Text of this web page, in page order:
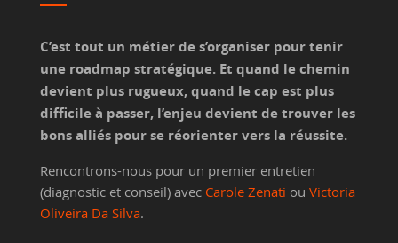
C’est tout un métier de s’organiser pour tenir
une roadmap stratégique. Et quand le chemin
devient plus rugueux, quand le cap est plus
difficile à passer, l’enjeu devient de trouver les
bons alliés pour se réorienter vers la réussite.
Rencontrons-nous pour un premier entretien
(diagnostic et conseil) avec Carole Zenati ou Victoria
Oliveira Da Silva.